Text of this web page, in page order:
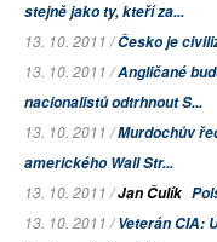
stejně jako ty, kteří za...
13. 10. 2011 /Česko je
13. 10. 2011 /Angličané
nacionalistů odtrhnout S...
13. 10. 2011 /Murdochův
amerického Wall Str...
13. 10. 2011 /Jan Čulík
13. 10. 2011 /Veterán CIA: